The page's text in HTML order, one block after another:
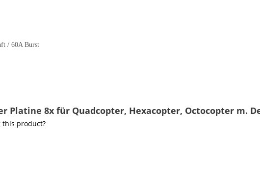
/ 60A Burst
Platine 8x für Quadcopter, Hexacopter, Octocopter m.
this product?